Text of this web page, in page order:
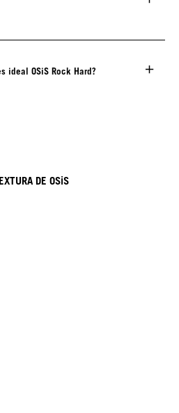
ideal OSiS Rock Hard?
DE OSiS